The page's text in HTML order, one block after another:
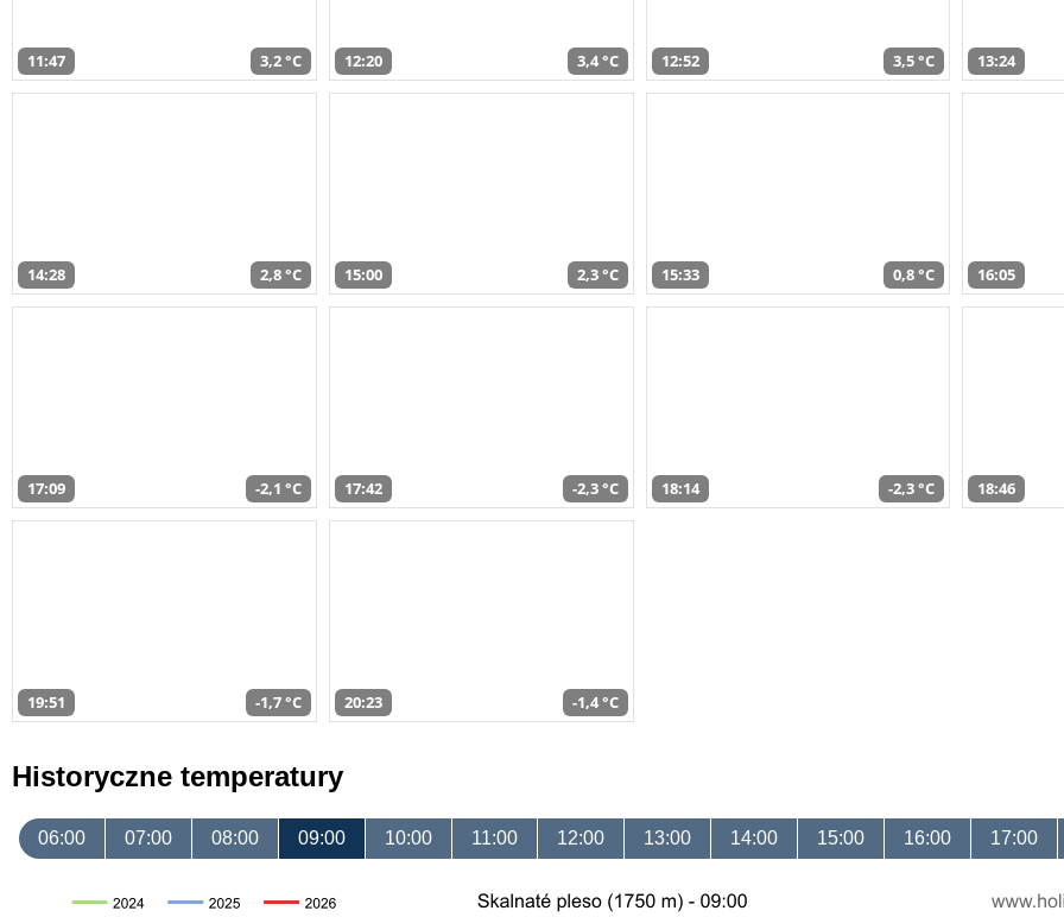
11:47 3,2 °C 12:20 3,4 °C 12:52 3,5 °C 13:24
14:28 2,8 °C 15:00 2,3 °C 15:33 0,8 °C 16:05
17:09 -2,1 °C 17:42 -2,3 °C 18:14 -2,3 °C 18:46
19:51 -1,7 °C 20:23 -1,4 °C
Historyczne temperatury
06:00 07:00 08:00 09:00 10:00 11:00 12:00 13:00 14:00 15:00 16:00 17:00